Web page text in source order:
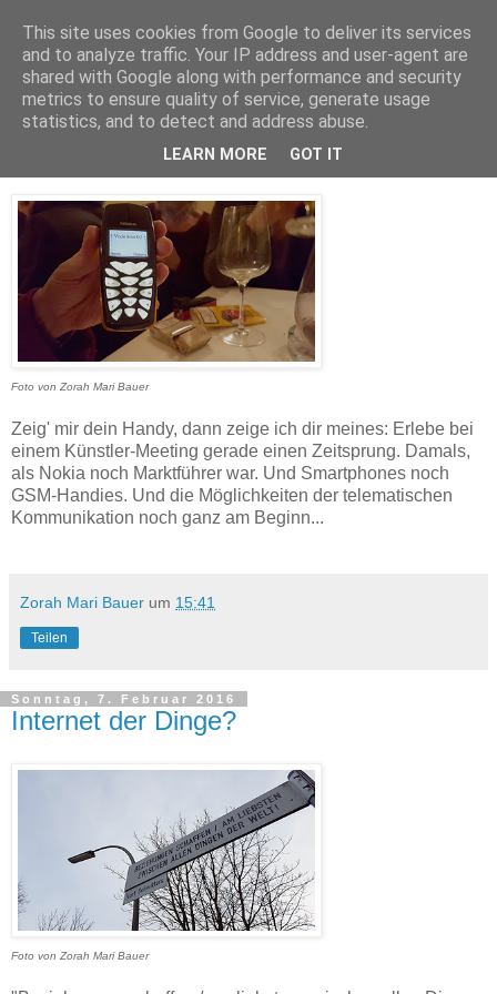
Sonntag, 14. Februar 2016
Foto von Zorah Mari Bauer
Zeig' mir dein Handy, dann zeige ich dir meines: Erlebe bei
einem Künstler-Meeting gerade einen Zeitsprung. Damals,
als Nokia noch Marktführer war. Und Smartphones noch
GSM-Handies. Und die Möglichkeiten der telematischen
Kommunikation noch ganz am Beginn...
Zorah Mari Bauer um 15:41
Teilen
Sonntag, 7. Februar 2016
Internet der Dinge?
Foto von Zorah Mari Bauer
This site uses cookies from Google to deliver its services
and to analyze traffic. Your IP address and user-agent are
shared with Google along with performance and security
metrics to ensure quality of service, generate usage
statistics, and to detect and address abuse.
LEARN MORE GOT IT